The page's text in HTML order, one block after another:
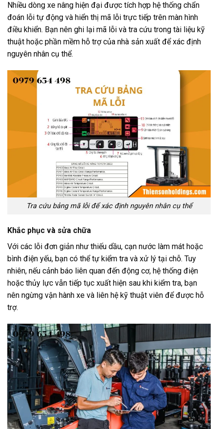
Nhiều dòng xe nâng hiện đại được tích hợp hệ thống chẩn
đoán lỗi tự động và hiển thị mã lỗi trực tiếp trên màn hình
điều khiển. Bạn nên ghi lại mã lỗi và tra cứu trong tài liệu kỹ
thuật hoặc phần mềm hỗ trợ của nhà sản xuất để xác định
nguyên nhân cụ thể.
Tra cứu bảng mã lỗi để xác định nguyên nhân cụ thể
Khắc phục và sửa chữa
Với các lỗi đơn giản như thiếu dầu, cạn nước làm mát hoặc
bình điện yếu, bạn có thể tự kiểm tra và xử lý tại chỗ. Tuy
nhiên, nếu cảnh báo liên quan đến động cơ, hệ thống điện
hoặc thủy lực vẫn tiếp tục xuất hiện sau khi kiểm tra, bạn
nên ngừng vận hành xe và liên hệ kỹ thuật viên để được hỗ
trợ.